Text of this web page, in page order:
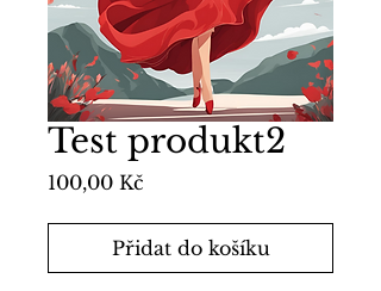
Test produkt2
100,00 Kč
Přidat do košíku